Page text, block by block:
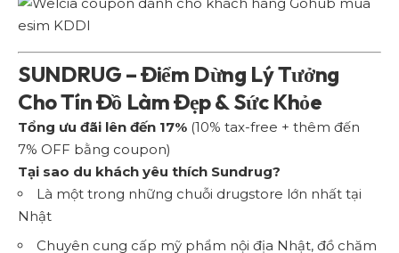
SUNDRUG – Điểm Dừng Lý Tưởng
Cho Tín Đồ Làm Đẹp & Sức Khỏe
Tổng ưu đãi lên đến 17% (10% tax-free + thêm đến
7% OFF bằng coupon)
Tại sao du khách yêu thích Sundrug?
Là một trong những chuỗi drugstore lớn nhất tại
Nhật
Chuyên cung cấp mỹ phẩm nội địa Nhật, đồ chăm